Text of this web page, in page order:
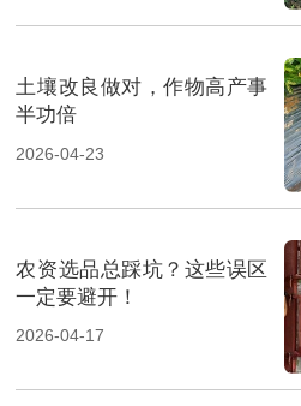
土壤改良做对，作物高产事
半功倍
2026-04-23
农资选品总踩坑？这些误区
一定要避开！
2026-04-17